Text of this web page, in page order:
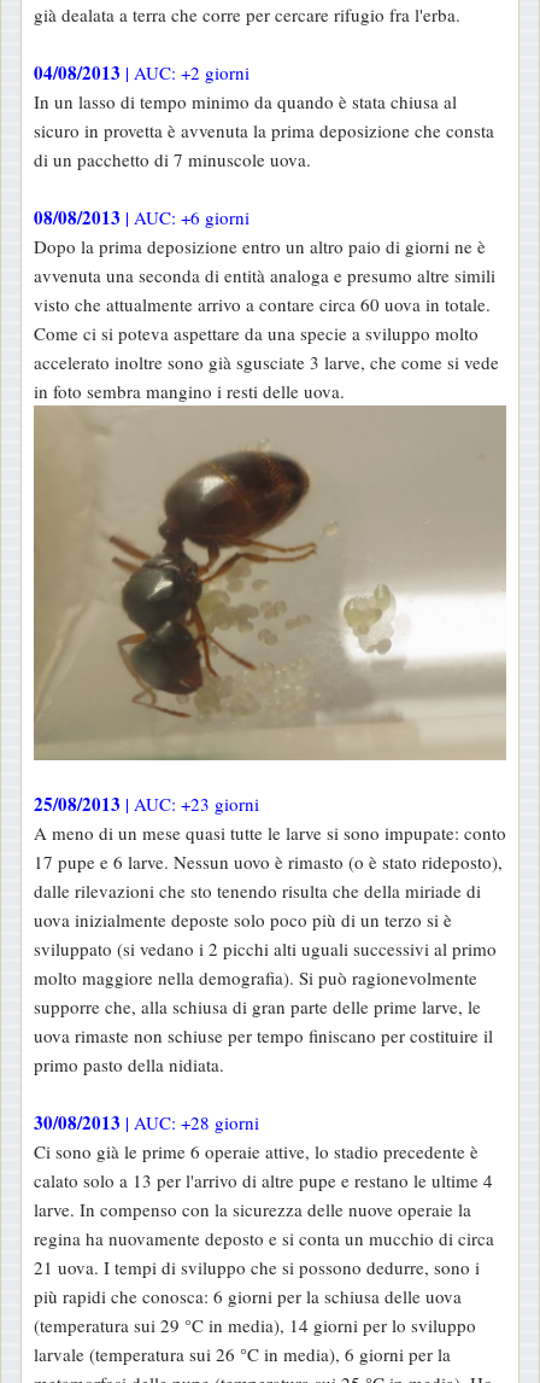
già dealata a terra che corre per cercare rifugio fra l'erba.
04/08/2013 | AUC: +2 giorni
In un lasso di tempo minimo da quando è stata chiusa al
sicuro in provetta è avvenuta la prima deposizione che consta
di un pacchetto di 7 minuscole uova.
08/08/2013 | AUC: +6 giorni
Dopo la prima deposizione entro un altro paio di giorni ne è
avvenuta una seconda di entità analoga e presumo altre simili
visto che attualmente arrivo a contare circa 60 uova in totale.
Come ci si poteva aspettare da una specie a sviluppo molto
accelerato inoltre sono già sgusciate 3 larve, che come si vede
in foto sembra mangino i resti delle uova.
25/08/2013 | AUC: +23 giorni
A meno di un mese quasi tutte le larve si sono impupate: conto
17 pupe e 6 larve. Nessun uovo è rimasto (o è stato rideposto),
dalle rilevazioni che sto tenendo risulta che della miriade di
uova inizialmente deposte solo poco più di un terzo si è
sviluppato (si vedano i 2 picchi alti uguali successivi al primo
molto maggiore nella demografia). Si può ragionevolmente
supporre che, alla schiusa di gran parte delle prime larve, le
uova rimaste non schiuse per tempo finiscano per costituire il
primo pasto della nidiata.
30/08/2013 | AUC: +28 giorni
Ci sono già le prime 6 operaie attive, lo stadio precedente è
calato solo a 13 per l'arrivo di altre pupe e restano le ultime 4
larve. In compenso con la sicurezza delle nuove operaie la
regina ha nuovamente deposto e si conta un mucchio di circa
21 uova. I tempi di sviluppo che si possono dedurre, sono i
più rapidi che conosca: 6 giorni per la schiusa delle uova
(temperatura sui 29 °C in media), 14 giorni per lo sviluppo
larvale (temperatura sui 26 °C in media), 6 giorni per la